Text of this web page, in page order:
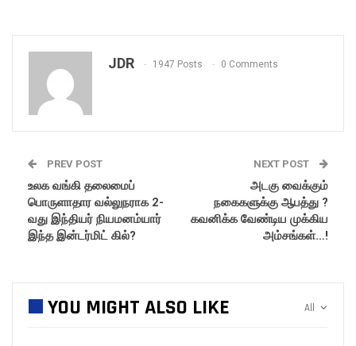
JDR 1947 Posts 0 Comments
PREV POST
உலக வங்கி தலைமைப்
பொருளாதார வல்லுநராக 2-
வது இந்தியர் நியமனம்யார்
இந்த இன்டர்மிட் கில்?
NEXT POST
அடகு வைக்கும்
நகைகளுக்கு ஆபத்து ?
கவனிக்க வேண்டிய முக்கிய
அம்சங்கள்…!
All
YOU MIGHT ALSO LIKE